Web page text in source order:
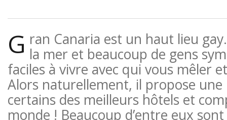
G ran Canaria est un haut lieu
la mer et beaucoup de gens
faciles à vivre avec qui vous mêler
Alors naturellement, il propose une
certains des meilleurs hôtels et
monde ! Beaucoup d’entre eux